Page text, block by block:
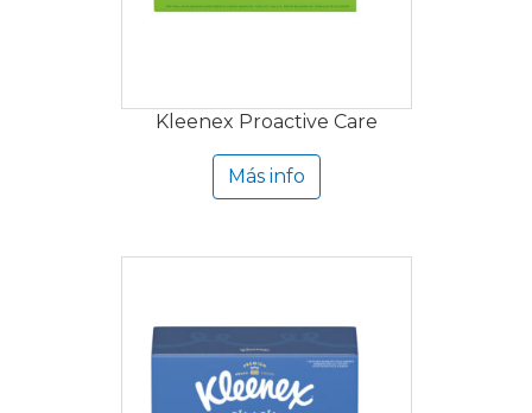
Kleenex Proactive Care
Más info